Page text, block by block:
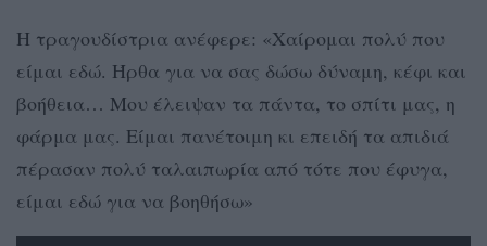
Η τραγουδίστρια ανέφερε: «Χαίρομαι πολύ που
είμαι εδώ. Ήρθα για να σας δώσω δύναμη, κέφι και
βοήθεια… Μου έλειψαν τα πάντα, το σπίτι μας, η
φάρμα μας. Είμαι πανέτοιμη κι επειδή τα απιδιά
πέρασαν πολύ ταλαιπωρία από τότε που έφυγα,
είμαι εδώ για να βοηθήσω»